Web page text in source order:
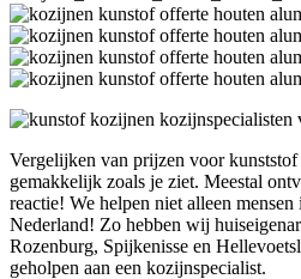
Vergelijken van prijzen voor
gemakkelijk zoals je ziet. Meestal
reactie! We helpen niet alleen
Nederland! Zo hebben wij
Rozenburg, Spijkenisse en
geholpen aan een kozijnspecialist.